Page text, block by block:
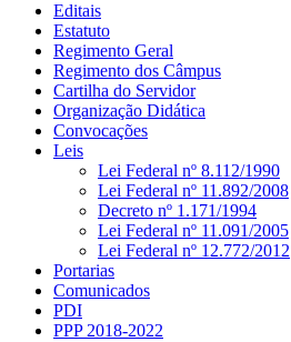
Editais
Estatuto
Regimento Geral
Regimento dos Câmpus
Cartilha do Servidor
Organização Didática
Convocações
Leis
Lei Federal nº 8.112/1990
Lei Federal nº 11.892/2008
Decreto nº 1.171/1994
Lei Federal nº 11.091/2005
Lei Federal nº 12.772/2012
Portarias
Comunicados
PDI
PPP 2018-2022